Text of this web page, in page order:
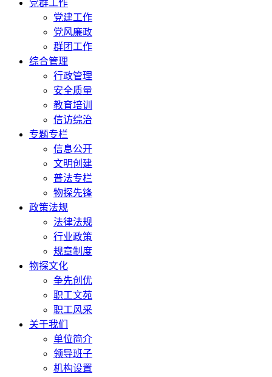
党群工作
党建工作
党风廉政
群团工作
综合管理
行政管理
安全质量
教育培训
信访综治
专题专栏
信息公开
文明创建
普法专栏
物探先锋
政策法规
法律法规
行业政策
规章制度
物探文化
争先创优
职工文苑
职工风采
关于我们
单位简介
领导班子
机构设置